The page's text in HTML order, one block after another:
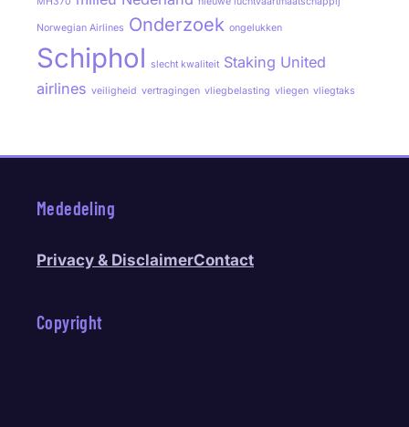
Norwegian Airlines Onderzoek ongelukken
Schiphol slecht kwaliteit Staking United
airlines veiligheid vertragingen vliegbelasting vliegen vliegtaks
Mededeling
Privacy & DisclaimerContact
Copyright